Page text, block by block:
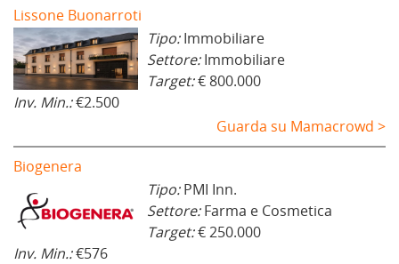
Lissone Buonarroti
Tipo:Immobiliare
Settore:Immobiliare
Target:€ 800.000
Inv. Min.:€2.500
Guarda su Mamacrowd >
Biogenera
Tipo:PMI Inn.
Settore:Farma e Cosmetica
Target:€ 250.000
Inv. Min.:€576